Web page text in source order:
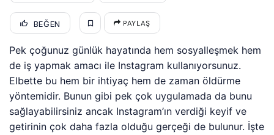
BEĞEN PAYLAŞ
Pek çoğunuz günlük hayatında hem sosyalleşmek hem
de iş yapmak amacı ile Instagram kullanıyorsunuz.
Elbette bu hem bir ihtiyaç hem de zaman öldürme
yöntemidir. Bunun gibi pek çok uygulamada da bunu
sağlayabilirsiniz ancak Instagram’ın verdiği keyif ve
getirinin çok daha fazla olduğu gerçeği de bulunur. İşte